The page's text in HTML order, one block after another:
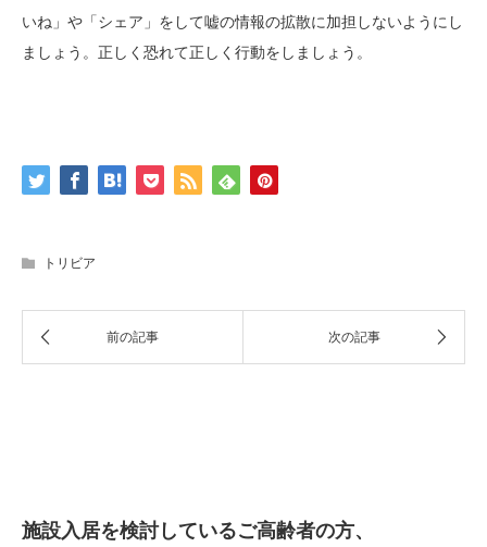
いね」や「シェア」をして嘘の情報の拡散に加担しないようにし
ましょう。正しく恐れて正しく行動をしましょう。
トリビア
施設入居を検討しているご高齢者の方、